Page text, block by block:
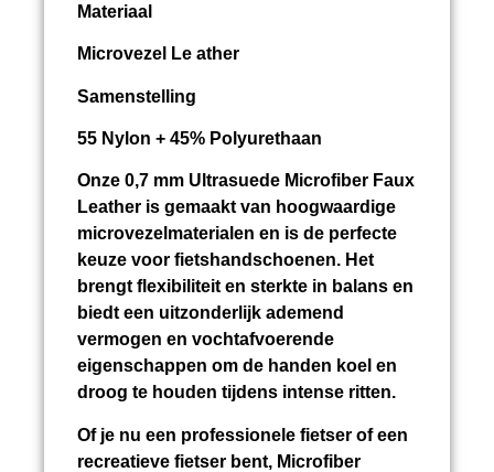
Materiaal
Microvezel Le ather
Samenstelling
55 Nylon + 45% Polyurethaan
Onze 0,7 mm Ultrasuede Microfiber Faux
Leather is gemaakt van hoogwaardige
microvezelmaterialen en is de perfecte
keuze voor fietshandschoenen. Het
brengt flexibiliteit en sterkte in balans en
biedt een uitzonderlijk ademend
vermogen en vochtafvoerende
eigenschappen om de handen koel en
droog te houden tijdens intense ritten.
Of je nu een professionele fietser of een
recreatieve fietser bent, Microfiber